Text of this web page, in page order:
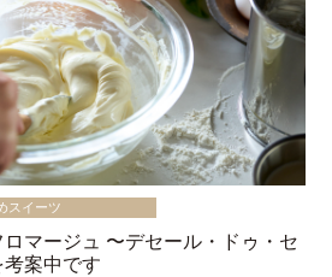
スイーツ
ロマージュ 〜デセール・ドゥ・セ
案中です